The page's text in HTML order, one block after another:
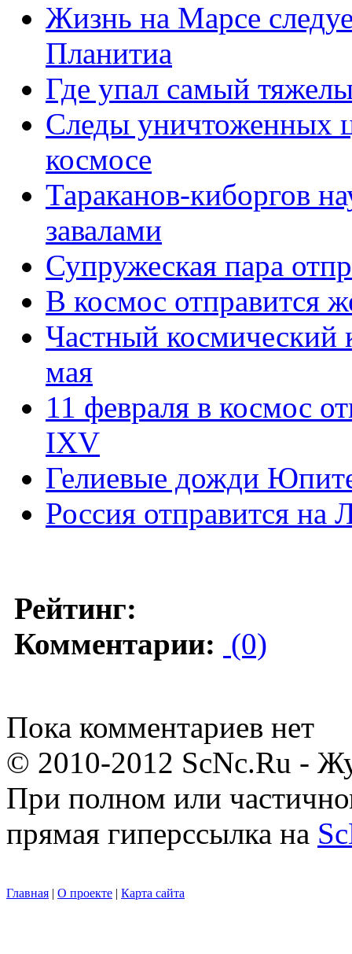
Жизнь на Марсе
Планитиа
Где упал самый
Следы уничтоженных
космосе
Тараканов-киборгов
завалами
Супружеская пара
В космос отправится
Частный космический
мая
11 февраля в космос
IXV
Гелиевые дожди
Россия отправится на
Рейтинг:
Комментарии: (0)
Пока комментариев нет
© 2010-2012 ScNc.Ru -
При полном или
прямая гиперссылка на
Главная | О проекте | Карта сайта